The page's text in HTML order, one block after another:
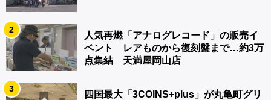
2
人気再燃「アナログレコード」の販売イ
ベント レアものから復刻盤まで…約3万
点集結 天満屋岡山店
3
四国最大「3COINS+plus」が丸亀町グリ